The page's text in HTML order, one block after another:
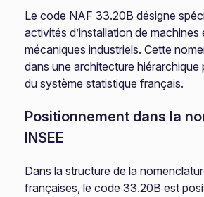
Le code NAF 33.20B désigne
activités d’installation de machines
mécaniques industriels. Cette
dans une architecture hiérarchique
du système statistique français.
Positionnement dans la
INSEE
Dans la structure de la
françaises, le code 33.20B est